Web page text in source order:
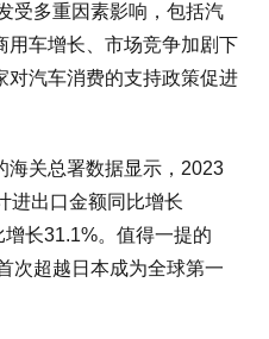
受多重因素影响，包括汽
用车增长、市场竞争加剧下
对汽车消费的支持政策促进
海关总署数据显示，2023
进出口金额同比增长
长31.1%。值得一提的
次超越日本成为全球第一